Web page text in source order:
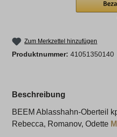
Zum Merkzettel hinzufügen
Produktnummer: 41051350140
Beschreibung
BEEM Ablasshahn-Oberteil
Rebecca, Romanov, Odette